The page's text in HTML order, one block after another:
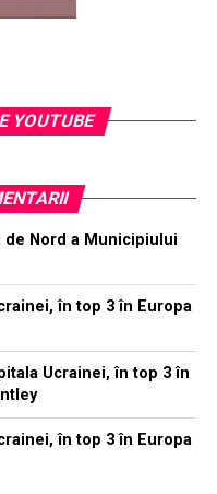
YOUTUBE
de Nord a Municipiului
în top 3 în Europa
Ucrainei, în top 3 în
în top 3 în Europa